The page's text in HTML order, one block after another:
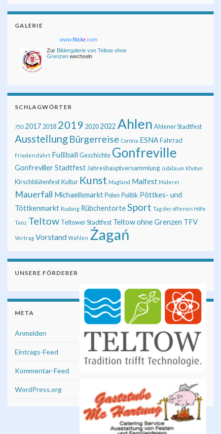
GALERIE
www.flickr.com
Zur Bildergalerie von Teltow ohne
Grenzen wechseln
SCHLAGWÖRTER
750 2017 2018 2019 20202022 Ahlen Ahlener Stadtfest
Ausstellung Bürgerreise Corona ESNAFahrrad
Friedensfahrt FußballGeschichte Gonfreville
Gonfreviller StadtfestJahreshauptversammlung Jubiläum Khotyn
KirschblütenfestKultur Kunst Magland Maifest Malerei
Mauerfall MichaelismarktPolen Politik Pöttkes- und
Töttkenmarkt Rudong RübchentorteSport Tag der offenen Höfe
Tanz Teltow Teltower Stadtfest Teltow ohne Grenzen TFV
Vertrag Vorstand Wahlen Żagań
UNSERE FÖRDERER
META
Anmelden
Eintrags-Feed
Kommentar-Feed
WordPress.org